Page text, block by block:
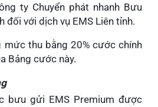
ty Chuyển phát nhanh Bưu
đối với dịch vụ EMS Liên tỉnh.
mức thu bằng 20% cước chính
Bảng cước này.
bưu gửi EMS Premium được